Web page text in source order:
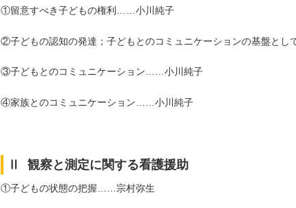
①留意すべき子どもの権利……小川純子
②子どもの認知の発達；子どもとのコミュニケーションの基盤と
③子どもとのコミュニケーション……小川純子
④家族とのコミュニケーション……小川純子
観察と測定に関する看護援助
①子どもの状態の把握……宗村弥生